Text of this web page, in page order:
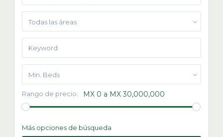
Todas las áreas
Min. Beds
Rango de precio: MX 0 a MX 30,000,000
Más opciones de búsqueda